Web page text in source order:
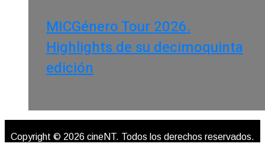
MICGénero Tour 2026.
Highlights de su decimoquinta
edición
Copyright © 2026 cineNT. Todos los derechos reservados.